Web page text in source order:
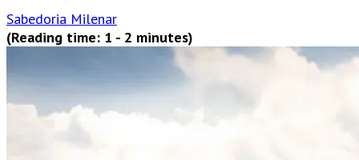
Sabedoria Milenar
(Reading time: 1 - 2 minutes)